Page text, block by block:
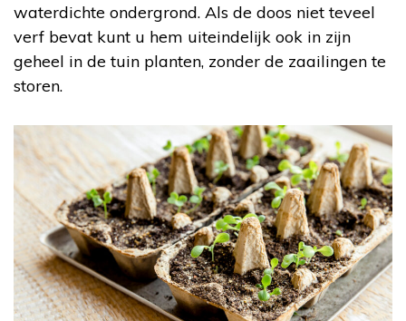
waterdichte ondergrond. Als de doos niet teveel
verf bevat kunt u hem uiteindelijk ook in zijn
geheel in de tuin planten, zonder de zaailingen te
storen.